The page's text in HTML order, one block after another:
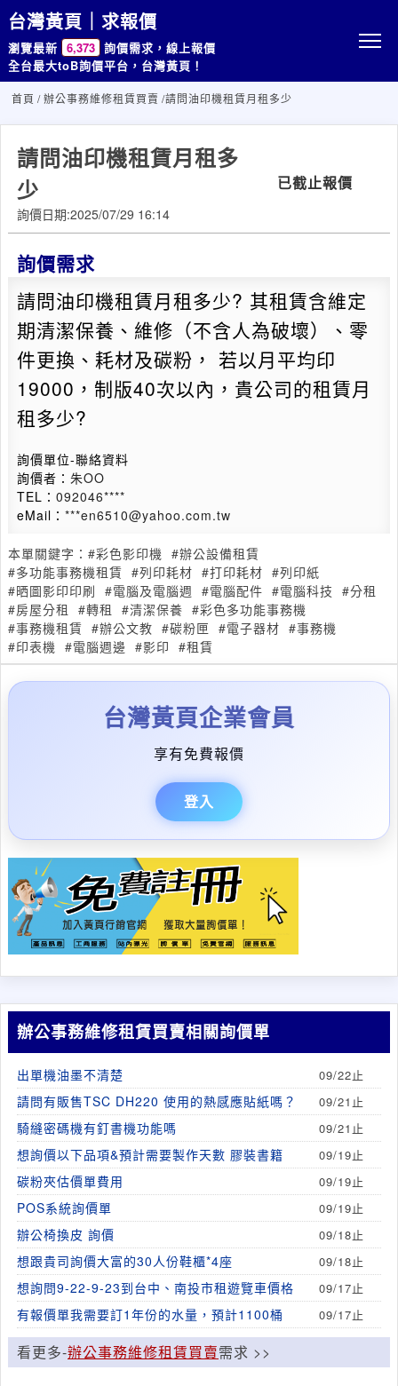
台灣黃頁｜求報價
瀏覽最新 6,373 詢價需求，線上報價
全台最大toB詢價平台，台灣黃頁！
首頁 /辦公事務維修租賃買賣 /請問油印機租賃月租多少
請問油印機租賃月租多
少
詢價日期:2025/07/29 16:14
已截止報價
詢價需求
請問油印機租賃月租多少? 其租賃含維定
期清潔保養、維修（不含人為破壞）、零
件更換、耗材及碳粉， 若以月平均印
19000，制版40次以內，貴公司的租賃月
租多少?
詢價單位-聯絡資料
詢價者： 朱OO
TEL： 092046****
eMail： ***en6510@yahoo.com.tw
本單關鍵字： #彩色影印機 #辦公設備租賃
#多功能事務機租賃 #列印耗材 #打印耗材 #列印紙
#晒圖影印印刷 #電腦及電腦週 #電腦配件 #電腦科技 #分租
#房屋分租
#轉租 #清潔保養 #彩色多功能事務機
#事務機租賃 #辦公文教 #碳粉匣 #電子器材 #事務機
#印表機 #電腦週邊 #影印 #租賃
台灣黃頁企業會員
享有免費報價
登入
辦公事務維修租賃買賣相關詢價單
出單機油墨不清楚 09/22止
請問有販售TSC DH220 使用的熱感應貼紙嗎？ 09/21止
騎縫密碼機有釘書機功能嗎 09/21止
想詢價以下品項&預計需要製作天數 膠裝書籍 09/19止
碳粉夾估價單費用 09/19止
POS系統詢價單 09/19止
辦公椅換皮 詢價 09/18止
想跟貴司詢價大富的30人份鞋櫃*4座 09/18止
想詢問9-22-9-23到台中、南投市租遊覽車價格 09/17止
有報價單我需要訂1年份的水量，預計1100桶 09/17止
看更多-辦公事務維修租賃買賣需求 >>